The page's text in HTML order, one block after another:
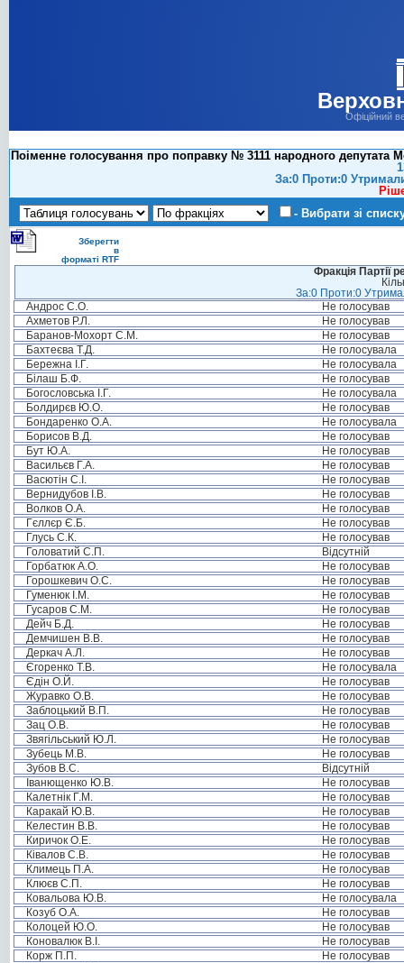
Офіційний
Поіменне голосування про поправку № 3111 народного депутата
За:0 Проти:0
- Вибрати зі
Зберегти
в
форматі RTF
Фракція Партії
За:0 Проти:0
Андрос С.О.
Не голосував
Ахметов Р.Л.
Не голосував
Баранов-Мохорт С.М.
Не голосував
Бахтеєва Т.Д.
Не голосувала
Бережна І.Г.
Не голосувала
Білаш Б.Ф.
Не голосував
Богословська І.Г.
Не голосувала
Болдирєв Ю.О.
Не голосував
Бондаренко О.А.
Не голосувала
Борисов В.Д.
Не голосував
Бут Ю.А.
Не голосував
Васильєв Г.А.
Не голосував
Васютін С.І.
Не голосував
Вернидубов І.В.
Не голосував
Волков О.А.
Не голосував
Гєллєр Є.Б.
Не голосував
Глусь С.К.
Не голосував
Головатий С.П.
Відсутній
Горбатюк А.О.
Не голосував
Горошкевич О.С.
Не голосував
Гуменюк І.М.
Не голосував
Гусаров С.М.
Не голосував
Дейч Б.Д.
Не голосував
Демчишен В.В.
Не голосував
Деркач А.Л.
Не голосував
Єгоренко Т.В.
Не голосувала
Єдін О.Й.
Не голосував
Журавко О.В.
Не голосував
Заблоцький В.П.
Не голосував
Зац О.В.
Не голосував
Звягільський Ю.Л.
Не голосував
Зубець М.В.
Не голосував
Зубов В.С.
Відсутній
Іванющенко Ю.В.
Не голосував
Калетнік Г.М.
Не голосував
Каракай Ю.В.
Не голосував
Келестин В.В.
Не голосував
Киричок О.Е.
Не голосував
Ківалов С.В.
Не голосував
Климець П.А.
Не голосував
Клюєв С.П.
Не голосував
Ковальова Ю.В.
Не голосувала
Козуб О.А.
Не голосував
Колоцей Ю.О.
Не голосував
Коновалюк В.І.
Не голосував
Корж П.П.
Не голосував